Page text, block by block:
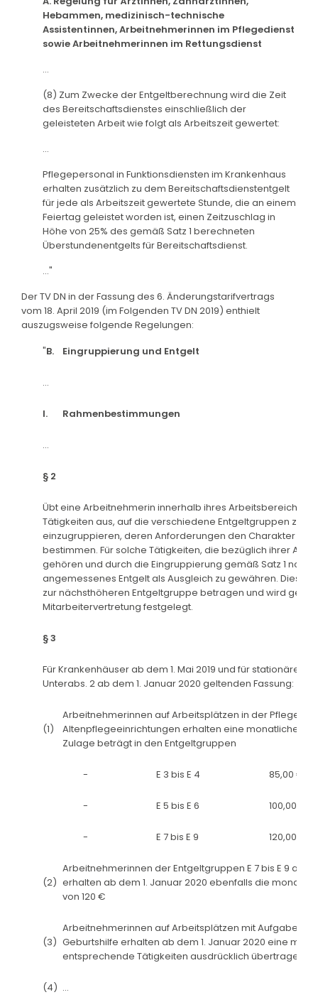
Hebammen, medizinisch-technische
Assistentinnen, Arbeitnehmerinnen im Pflegedienst
sowie Arbeitnehmerinnen im Rettungsdienst
...
(8) Zum Zwecke der Entgeltberechnung wird die Zeit
des Bereitschaftsdienstes einschließlich der
geleisteten Arbeit wie folgt als Arbeitszeit gewertet:
...
Pflegepersonal in Funktionsdiensten im Krankenhaus
erhalten zusätzlich zu dem Bereitschaftsdienstentgelt
für jede als Arbeitszeit gewertete Stunde, die an einem
Feiertag geleistet worden ist, einen Zeitzuschlag in
Höhe von 25% des gemäß Satz 1 berechneten
Überstundenentgelts für Bereitschaftsdienst.
..."
Der TV DN in der Fassung des 6. Änderungstarifvertrags
vom 18. April 2019 (im Folgenden TV DN 2019) enthielt
auszugsweise folgende Regelungen:
"B. Eingruppierung und Entgelt
...
I. Rahmenbestimmungen
...
§ 2
Übt eine Arbeitnehmerin innerhalb ihres Arbeitsbereiches
Tätigkeiten aus, auf die verschiedene Entgeltgruppen
einzugruppieren, deren Anforderungen den Charakter
bestimmen. Für solche Tätigkeiten, die bezüglich ihrer
gehören und durch die Eingruppierung gemäß Satz 1
angemessenes Entgelt als Ausgleich zu gewähren. Diese
zur nächsthöheren Entgeltgruppe betragen und wird
Mitarbeitervertretung festgelegt.
§ 3
Für Krankenhäuser ab dem 1. Mai 2019 und für stationäre
Unterabs. 2 ab dem 1. Januar 2020 geltenden Fassung:
(1)
Arbeitnehmerinnen auf Arbeitsplätzen in der Pflege in
Altenpflegeeinrichtungen erhalten eine monatliche
Zulage beträgt in den Entgeltgruppen
- E 3 bis E 4 85,00 €
- E 5 bis E 6 100,00 €
- E 7 bis E 9 120,00 €
(2)
Arbeitnehmerinnen der Entgeltgruppen E 7 bis E 9 auf
erhalten ab dem 1. Januar 2020 ebenfalls die
von 120 €
(3)
Arbeitnehmerinnen auf Arbeitsplätzen mit Aufgaben
Geburtshilfe erhalten ab dem 1. Januar 2020 eine
entsprechende Tätigkeiten ausdrücklich übertragen
(4) ...